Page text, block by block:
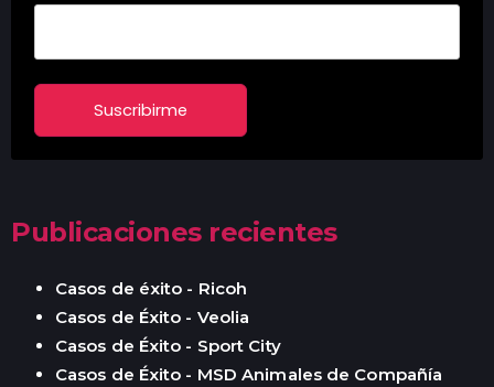
Publicaciones recientes
Casos de éxito - Ricoh
Casos de Éxito - Veolia
Casos de Éxito - Sport City
Casos de Éxito - MSD Animales de Compañía